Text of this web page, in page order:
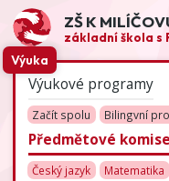
ZŠ K
základní škola s
Výuka
Výukové programy
Začít spolu Bilingvní
Předmětové komise
Český jazyk Matematika